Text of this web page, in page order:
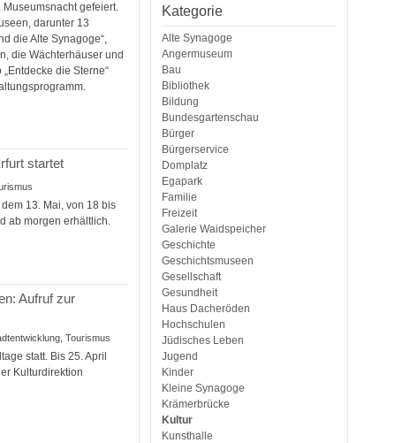
gefeiert.
darunter 13
die Alte Synagoge“,
die Wächterhäuser und
die Sterne“
startet
13. Mai, von 18 bis
ab morgen erhältlich.
Aufruf zur
Tourismus
statt. Bis 25. April
Kulturdirektion
Kategorie
Alte Synagoge
Angermuseum
Bau
Bibliothek
Bildung
Bundesgartenschau
Bürger
Bürgerservice
Domplatz
Egapark
Familie
Freizeit
Galerie Waidspeicher
Geschichte
Geschichtsmuseen
Gesellschaft
Gesundheit
Haus Dacheröden
Hochschulen
Jüdisches Leben
Jugend
Kinder
Kleine Synagoge
Krämerbrücke
Kultur
Kunsthalle